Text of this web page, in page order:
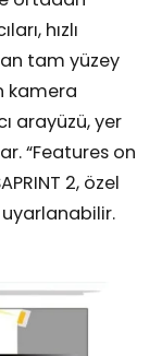
tam yüzey
kamera
arayüzü, yer
“Features on
2, özel